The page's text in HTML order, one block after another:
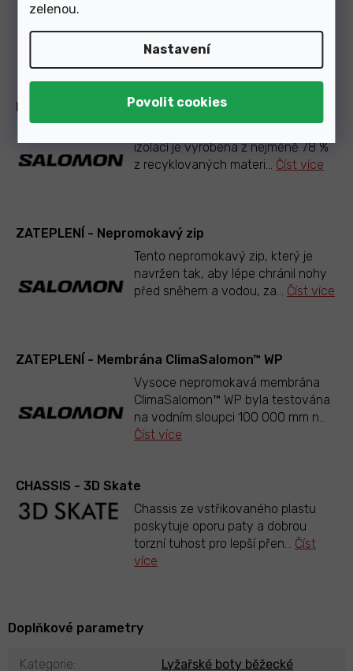
zelenou.
Nastavení
PODŠÍVKA - Thinsulate™ R 78 %
izolací je vyrobena z nejméně 78 %
z recyklovaných materi... Číst více
ZATEPLENÍ - Nepromokavý zip
Tento nepromokavý zip, který je
navržen tak, aby lépe chránil nohy
před sněhem a vodou, za... Číst více
ZATEPLENÍ - Membrána ClimaSalomon™ WP
Vysoce nepromokavá membrána
ClimaSalomon™ WP byla testována
na vodním sloupci 100 000 mm n...
Číst více
CHASSIS - 3D Skate
Chassis ze vstřikovaného plastu
poskytuje oporu paty a dobrou
torzní tuhost pro lepší přen... Číst
více
Doplňkové parametry
Kategorie: Lyžařské boty běžecké